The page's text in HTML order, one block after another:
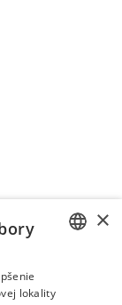
×
lokality